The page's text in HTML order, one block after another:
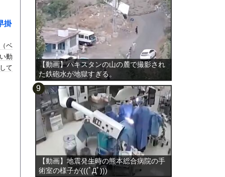
掛
ベ
動
て
【動画】パキスタンの山の麓で撮影され
た鉄砲水が地獄すぎる。
【動画】地震発生時の熊本総合病院の手
術室の様子が(((ﾟДﾟ)))